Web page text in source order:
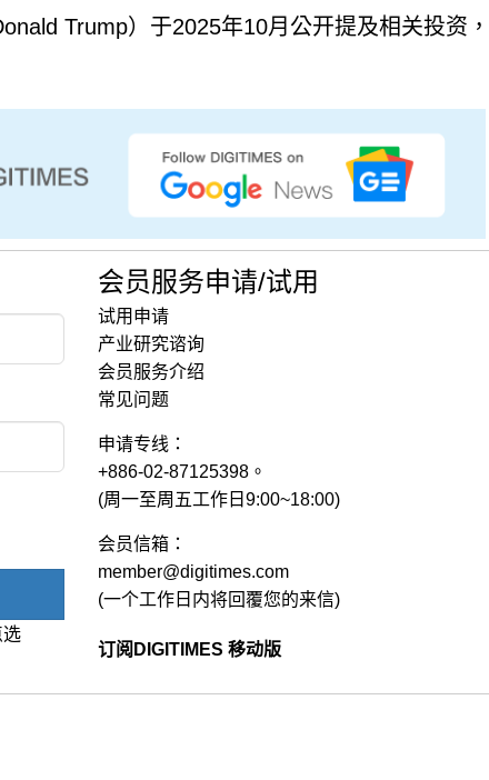
Trump）于2025年10月公开提及相关投资，
会员服务申请/试用
试用申请
产业研究谘询
会员服务介绍
常见问题
申请专线：
+886-02-87125398。
(周一至周五工作日9:00~18:00)
会员信箱：
member@digitimes.com
(一个工作日内将回覆您的来信)
订阅DIGITIMES 移动版